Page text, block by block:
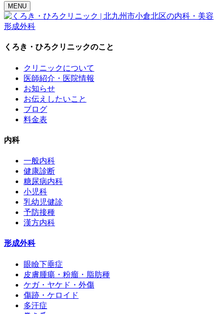
MENU
くろき・ひろクリニックのこと
クリニックについて
医師紹介・医院情報
お知らせ
お伝えしたいこと
ブログ
料金表
内科
一般内科
健康診断
糖尿病内科
小児科
乳幼児健診
予防接種
漢方内科
形成外科
眼瞼下垂症
皮膚腫瘍・粉瘤・脂肪種
ケガ・ヤケド・外傷
傷跡・ケロイド
多汗症